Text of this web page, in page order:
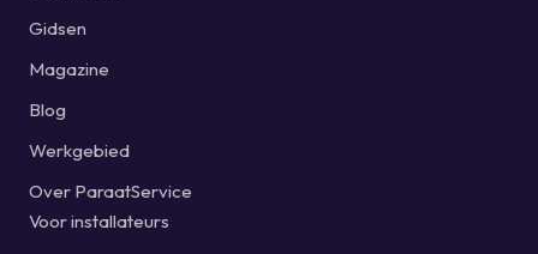
Gidsen
Magazine
Blog
Werkgebied
Over ParaatService
Voor installateurs